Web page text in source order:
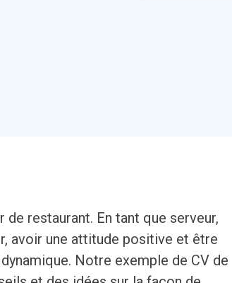
restaurant. En tant que serveur,
avoir une attitude positive et être
Notre exemple de CV de